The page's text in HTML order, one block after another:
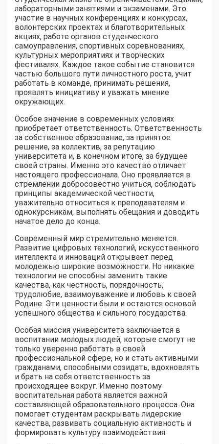
лабораторными занятиями и экзаменами. Это
участие в научных конференциях и конкурсах,
волонтерских проектах и благотворительных
акциях, работе органов студенческого
самоуправления, спортивных соревнованиях,
культурных мероприятиях и творческих
фестивалях. Каждое такое событие становится
частью большого пути личностного роста, учит
работать в команде, принимать решения,
проявлять инициативу и уважать мнение
окружающих.
Особое значение в современных условиях
приобретает ответственность. Ответственность
за собственное образование, за принятое
решение, за коллектив, за репутацию
университета и, в конечном итоге, за будущее
своей страны. Именно это качество отличает
настоящего профессионала. Оно проявляется в
стремлении добросовестно учиться, соблюдать
принципы академической честности,
уважительно относиться к преподавателям и
однокурсникам, выполнять обещания и доводить
начатое дело до конца.
Современный мир стремительно меняется.
Развитие цифровых технологий, искусственного
интеллекта и инноваций открывает перед
молодежью широкие возможности. Но никакие
технологии не способны заменить такие
качества, как честность, порядочность,
трудолюбие, взаимоуважение и любовь к своей
Родине. Эти ценности были и остаются основой
успешного общества и сильного государства.
Особая миссия университета заключается в
воспитании молодых людей, которые смогут не
только уверенно работать в своей
профессиональной сфере, но и стать активными
гражданами, способными созидать, вдохновлять
и брать на себя ответственность за
происходящее вокруг. Именно поэтому
воспитательная работа является важной
составляющей образовательного процесса. Она
помогает студентам раскрывать лидерские
качества, развивать социальную активность и
формировать культуру взаимодействия.